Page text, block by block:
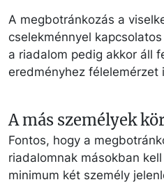
A megbotránkozás a
cselekménnyel
a riadalom pedig akkor áll
eredményhez félelemérzet
A más személyek
Fontos, hogy a
riadalomnak másokban
minimum két személy